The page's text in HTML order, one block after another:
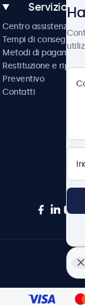
Servizio
Centro assistenza
Tempi di consegna
Metodi di pagamento
Restituzione e
Preventivo
Contatti